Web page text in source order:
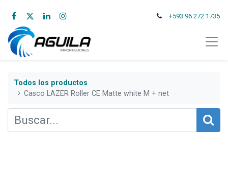
+593 96 272 1735
Todos los productos
Casco LAZER Roller CE Matte white M + net